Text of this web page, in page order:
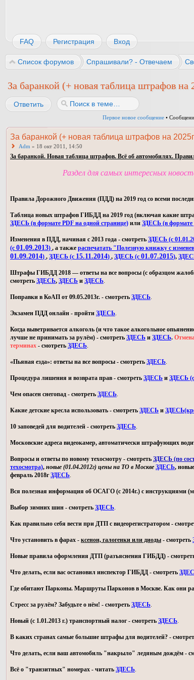
FAQ Регистрация Вход
Список форумов Спрашивали? - Отвечаем
За баранкой (+ новая таблица штрафов на
Ответить
Первое новое сообщение •
За баранкой (+ новая таблица штрафов на
Adm » 18 окт 2011, 14:50
За баранкой. Новая таблица штрафов. Всё об автомобилях.
Раздел для самых интересных
Правила Дорожного Движения (ПДД) на 2019 год со всеми
Таблица новых штрафов ГИБДД на 2019 год (включая какие
ЗДЕСЬ (в формате PDF на одной странице) или ЗДЕСЬ (в формате
Изменения в ПДД, начиная с 2013 года - смотреть ЗДЕСЬ (с
(с 01.09.2013) , а также распечатать "Полезную книжку с
01.09.2014) , ЗДЕСЬ (с 15.11.2014) , ЗДЕСЬ (с 01.07.2015),
Штрафы ГИБДД 2018 — ответы на все вопросы (с образцом
смотреть ЗДЕСЬ, ЗДЕСЬ и ЗДЕСЬ.
Поправки в КоАП от 09.05.2013г. - смотреть ЗДЕСЬ.
Экзамен ПДД онлайн - пройти ЗДЕСЬ.
Когда выветривается алкоголь (и что такое алкогольное
лучше не принимать за рулём) - смотреть ЗДЕСЬ и ЗДЕСЬ.
терминах - смотреть ЗДЕСЬ.
«Пьяная езда»: ответы на все вопросы - смотреть ЗДЕСЬ.
Процедура лишения и возврата прав - смотреть ЗДЕСЬ и ЗДЕСЬ (с
Чем опасен снегопад - смотреть ЗДЕСЬ.
Какие детские кресла использовать - смотреть ЗДЕСЬ и
10 заповедей для водителей - смотреть ЗДЕСЬ.
Московские адреса видеокамер, автоматически штрафующих
Вопросы и ответы по новому техосмотру - смотреть ЗДЕСЬ (по
техосмотра), новые (01.04.2012г) цены на ТО в Москве ЗДЕСЬ,
февраль 2018гЗДЕСЬ.
Вся полезная информация об ОСАГО (с 2014г.) с инструкциями
Выбор зимних шин - смотреть ЗДЕСЬ.
Как правильно себя вести при ДТП с видеорегистратором -
Что установить в фарах - ксенон, галогенки или диоды - смотреть
Новые правила оформления ДТП (разъяснения ГИБДД) -
Что делать, если вас остановил инспектор ГИБДД - смотреть
Где обитают Парконы. Маршруты Парконов в Москве. Как они
Стресс за рулём? Забудьте о нём! - смотреть ЗДЕСЬ.
Новый (с 1.01.2013 г.) транспортный налог - смотреть ЗДЕСЬ.
В каких странах самые большие штрафы для водителей? -
Что делать, если ваш автомобиль "накрыло" ледяным дождём -
Всё о "транзитных" номерах - читать ЗДЕСЬ.